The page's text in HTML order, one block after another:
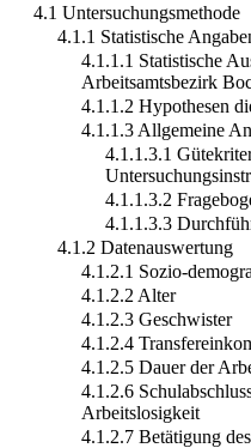
4.1 Untersuchungsmethode
4.1.1 Statistische
4.1.1.1 Statistische
Arbeitsamtsbezirk
4.1.1.2 Hypothesen
4.1.1.3 Allgemeine
4.1.1.3.1
4.1.1.3.2
4.1.1.3.3
4.1.2 Datenauswertung
4.1.2.1 Sozio-
4.1.2.2 Alter
4.1.2.3 Geschwister
4.1.2.4
4.1.2.5 Dauer der
4.1.2.6
Arbeitslosigkeit
4.1.2.7 Betätigung